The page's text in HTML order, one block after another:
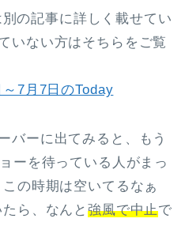
の記事に詳しく載せてい
いない方はそちらをご覧
7月7日のToday
バーに出てみると、もう
ーを待っている人がまっ
の時期は空いてるなぁ
たら、なんと強風で中止で